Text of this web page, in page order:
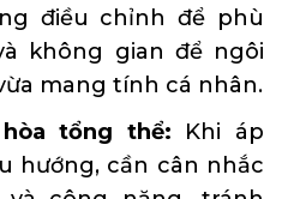
điều chỉnh để phù
không gian để ngôi
mang tính cá nhân.
tổng thể: Khi áp
hướng, cần cân nhắc